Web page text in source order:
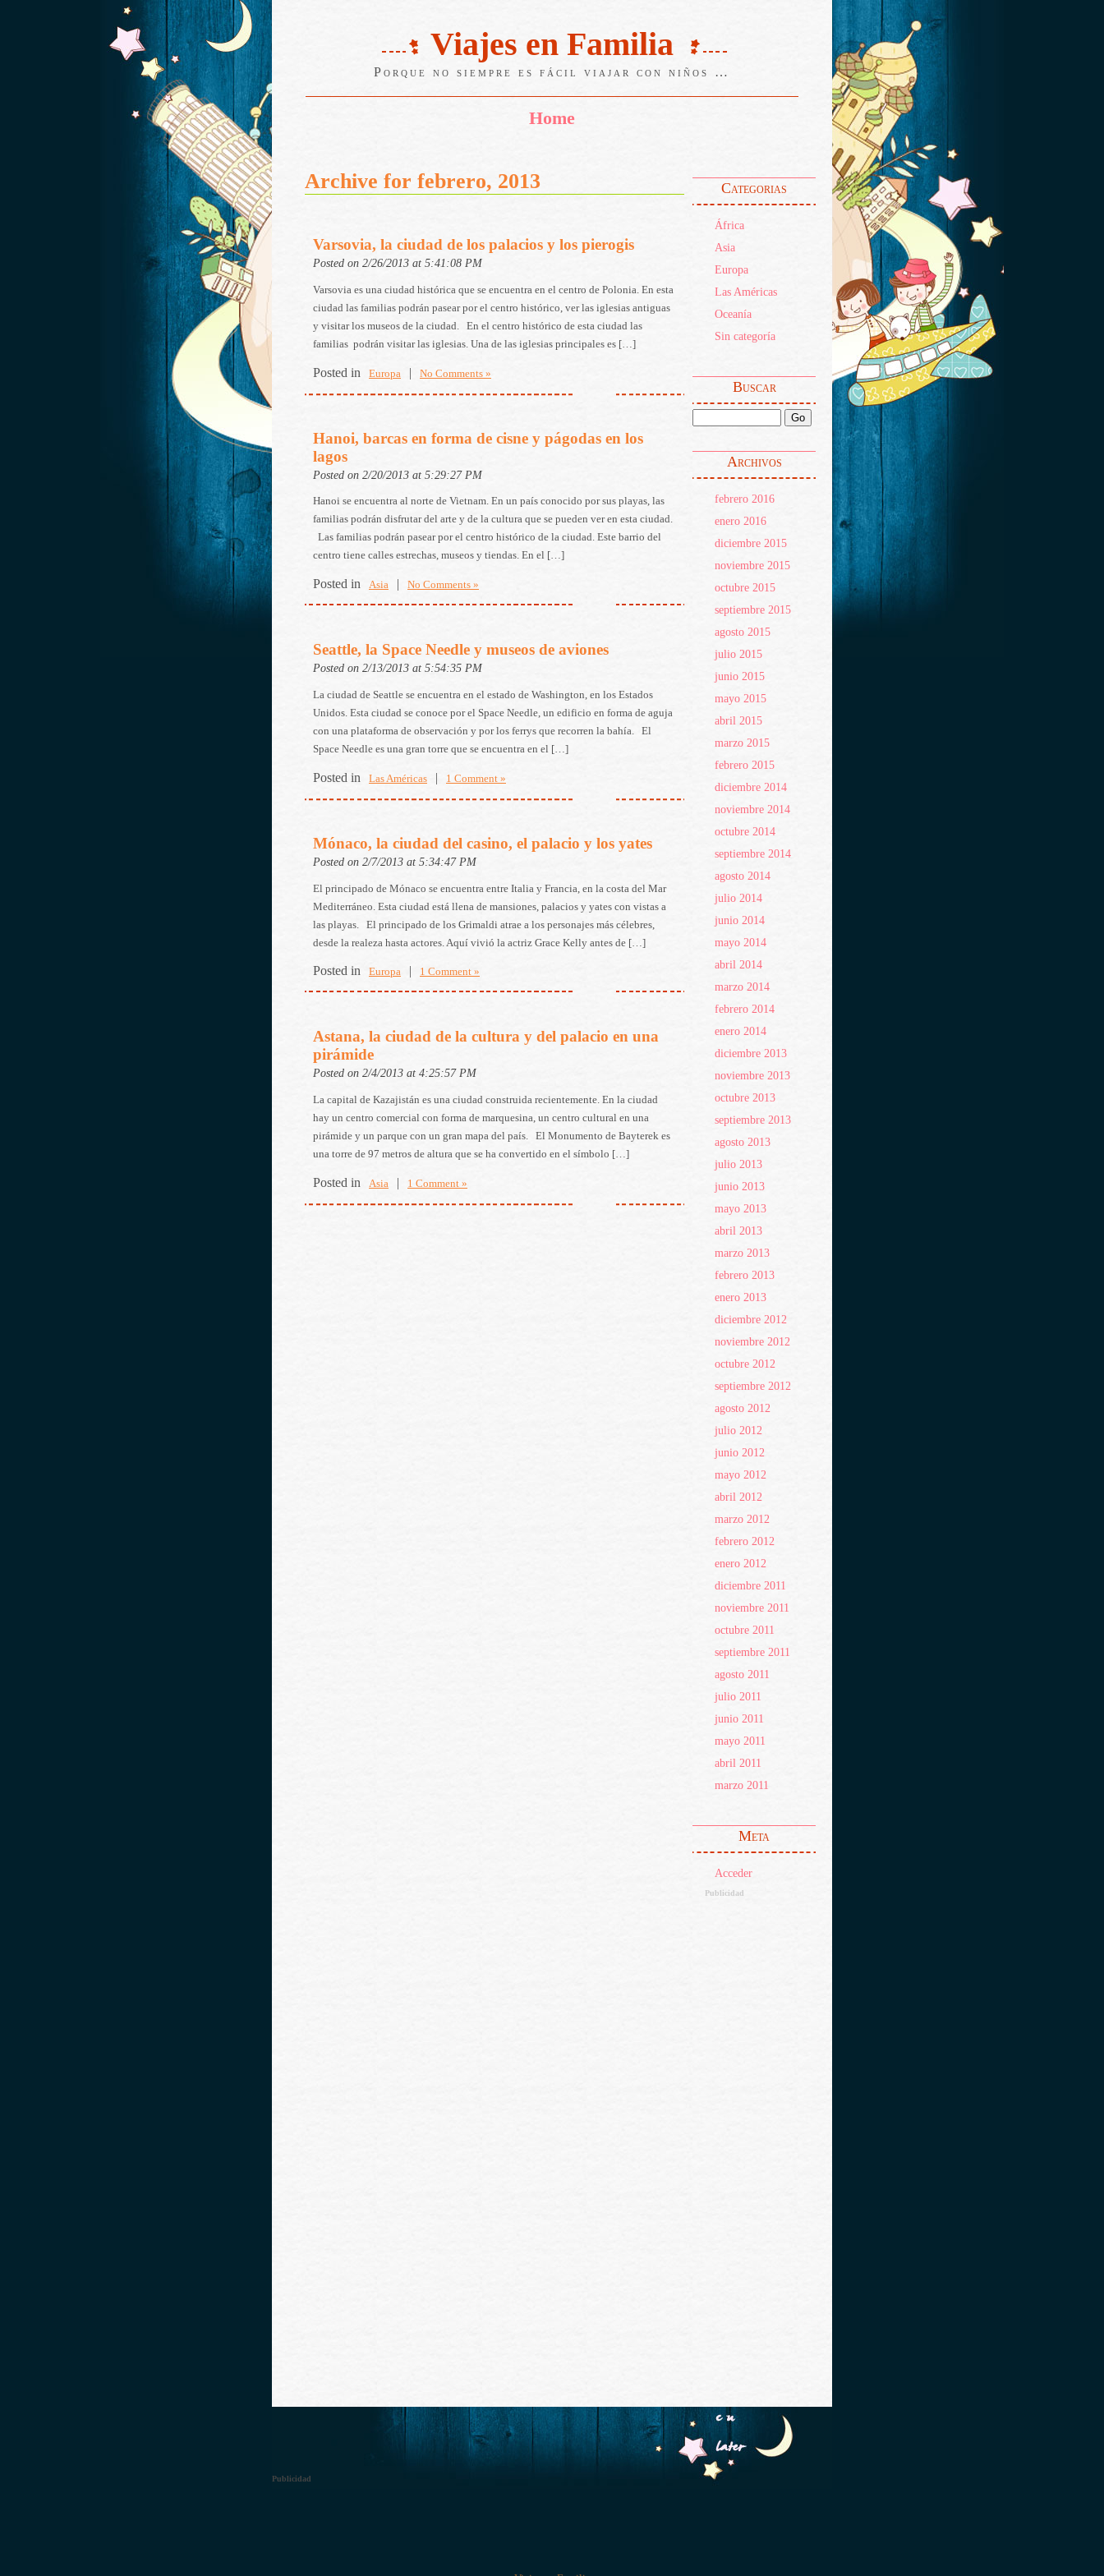
Viajes en Familia
Porque no siempre es fácil viajar con niños …
Home
Categorias
África
Asia
Europa
Las Américas
Oceanía
Sin categoría
Buscar
Archivos
febrero 2016
enero 2016
diciembre 2015
noviembre 2015
octubre 2015
septiembre 2015
agosto 2015
julio 2015
junio 2015
mayo 2015
abril 2015
marzo 2015
febrero 2015
diciembre 2014
noviembre 2014
octubre 2014
septiembre 2014
agosto 2014
julio 2014
junio 2014
mayo 2014
abril 2014
marzo 2014
febrero 2014
enero 2014
diciembre 2013
noviembre 2013
octubre 2013
septiembre 2013
agosto 2013
julio 2013
junio 2013
mayo 2013
abril 2013
marzo 2013
febrero 2013
enero 2013
diciembre 2012
noviembre 2012
octubre 2012
septiembre 2012
agosto 2012
julio 2012
junio 2012
mayo 2012
abril 2012
marzo 2012
febrero 2012
enero 2012
diciembre 2011
noviembre 2011
octubre 2011
septiembre 2011
agosto 2011
julio 2011
junio 2011
mayo 2011
abril 2011
marzo 2011
Meta
Acceder
Publicidad
Archive for febrero, 2013
Varsovia, la ciudad de los palacios y los pierogis
Posted on 2/26/2013 at 5:41:08 PM
Varsovia es una ciudad histórica que se encuentra en el centro de Polonia. En esta
ciudad las familias podrán pasear por el centro histórico, ver las iglesias antiguas
y visitar los museos de la ciudad. En el centro histórico de esta ciudad las
familias podrán visitar las iglesias. Una de las iglesias principales es […]
Posted in Europa | No Comments »
Hanoi, barcas en forma de cisne y págodas en los
lagos
Posted on 2/20/2013 at 5:29:27 PM
Hanoi se encuentra al norte de Vietnam. En un país conocido por sus playas, las
familias podrán disfrutar del arte y de la cultura que se pueden ver en esta ciudad.
Las familias podrán pasear por el centro histórico de la ciudad. Este barrio del
centro tiene calles estrechas, museos y tiendas. En el […]
Posted in Asia | No Comments »
Seattle, la Space Needle y museos de aviones
Posted on 2/13/2013 at 5:54:35 PM
La ciudad de Seattle se encuentra en el estado de Washington, en los Estados
Unidos. Esta ciudad se conoce por el Space Needle, un edificio en forma de aguja
con una plataforma de observación y por los ferrys que recorren la bahía. El
Space Needle es una gran torre que se encuentra en el […]
Posted in Las Américas | 1 Comment »
Mónaco, la ciudad del casino, el palacio y los yates
Posted on 2/7/2013 at 5:34:47 PM
El principado de Mónaco se encuentra entre Italia y Francia, en la costa del Mar
Mediterráneo. Esta ciudad está llena de mansiones, palacios y yates con vistas a
las playas. El principado de los Grimaldi atrae a los personajes más célebres,
desde la realeza hasta actores. Aquí vivió la actriz Grace Kelly antes de […]
Posted in Europa | 1 Comment »
Astana, la ciudad de la cultura y del palacio en una
pirámide
Posted on 2/4/2013 at 4:25:57 PM
La capital de Kazajistán es una ciudad construida recientemente. En la ciudad
hay un centro comercial con forma de marquesina, un centro cultural en una
pirámide y un parque con un gran mapa del país. El Monumento de Bayterek es
una torre de 97 metros de altura que se ha convertido en el símbolo […]
Posted in Asia | 1 Comment »
Publicidad